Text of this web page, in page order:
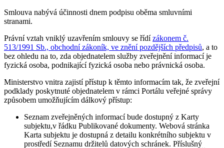
Smlouva nabývá účinnosti dnem podpisu oběma smluvními
stranami.
Právní vztah vniklý uzavřením smlouvy se řídízákonem č.
513/1991 Sb., obchodní zákoník, ve znění pozdějších předpisů, a to
bez ohledu na to, zda objednatelem služby zveřejnění informací je
fyzická osoba, podnikající fyzická osoba nebo právnická osoba.
Ministerstvo vnitra zajistí přístup k těmto informacím tak, že zveřejní
podklady poskytnuté objednatelem v rámci Portálu veřejné správy
způsobem umožňujícím dálkový přístup:
Seznam zveřejněných informací bude dostupný z Karty
subjektu,v řádku Publikované dokumenty. Webová stránka
Karta subjektu je dostupná z detailu konkrétního subjektu v
prostředí Seznamu držitelů datových schránek. Příslušný